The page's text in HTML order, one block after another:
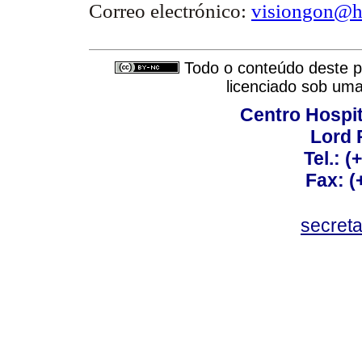
Correo electrónico:
Todo o conteúdo deste
licenciado sob
Centro
Lord
Tel.:
Fax: